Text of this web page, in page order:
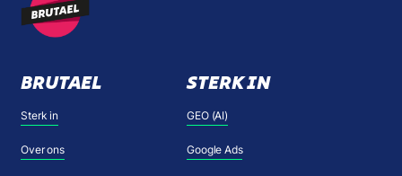
BRUTAEL
Sterk in
Over ons
STERK IN
GEO (AI)
Google Ads